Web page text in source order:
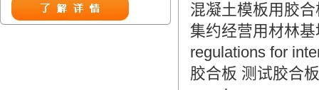
翻译家，值得信赖！
混凝土模板用胶
集约经营用材林
regulations for
胶合板 测试胶合